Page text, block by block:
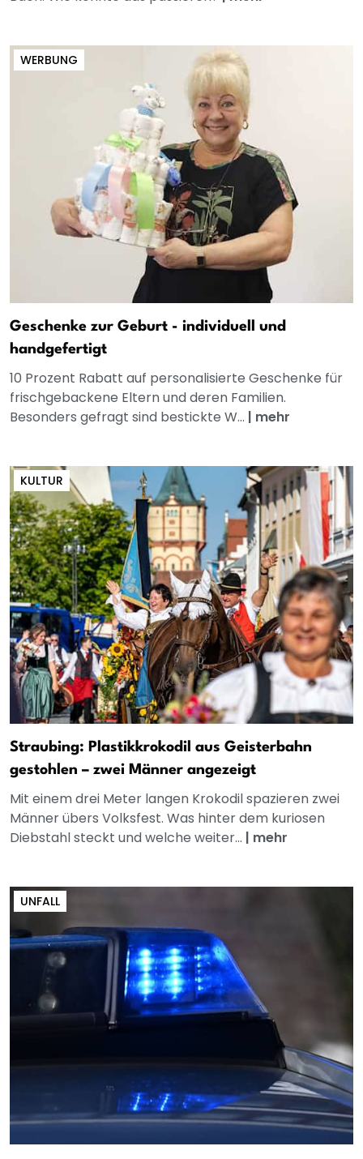
WERBUNG
Geschenke zur Geburt - individuell und
handgefertigt
10 Prozent Rabatt auf personalisierte Geschenke für
frischgebackene Eltern und deren Familien.
Besonders gefragt sind bestickte W... | mehr
KULTUR
Straubing: Plastikkrokodil aus Geisterbahn
gestohlen – zwei Männer angezeigt
Mit einem drei Meter langen Krokodil spazieren zwei
Männer übers Volksfest. Was hinter dem kuriosen
Diebstahl steckt und welche weiter... | mehr
UNFALL